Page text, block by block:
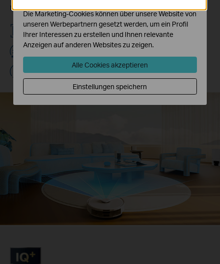
nur einem Fingertipp erreichen!
Schnelle und präzise Kartierung
360° Sichtfeld
Präzise Navigation bei Nacht
Die Marketing-Cookies können über unsere Website von
unseren Werbepartnern gesetzt werden, um ein Profil
Ihrer Interessen zu erstellen und Ihnen relevante
Anzeigen auf anderen Websites zu zeigen.
Alle Cookies akzeptieren
Einstellungen speichern